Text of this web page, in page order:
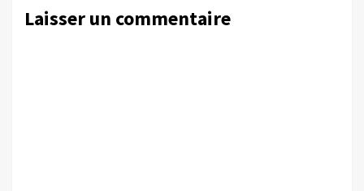
Laisser un commentaire